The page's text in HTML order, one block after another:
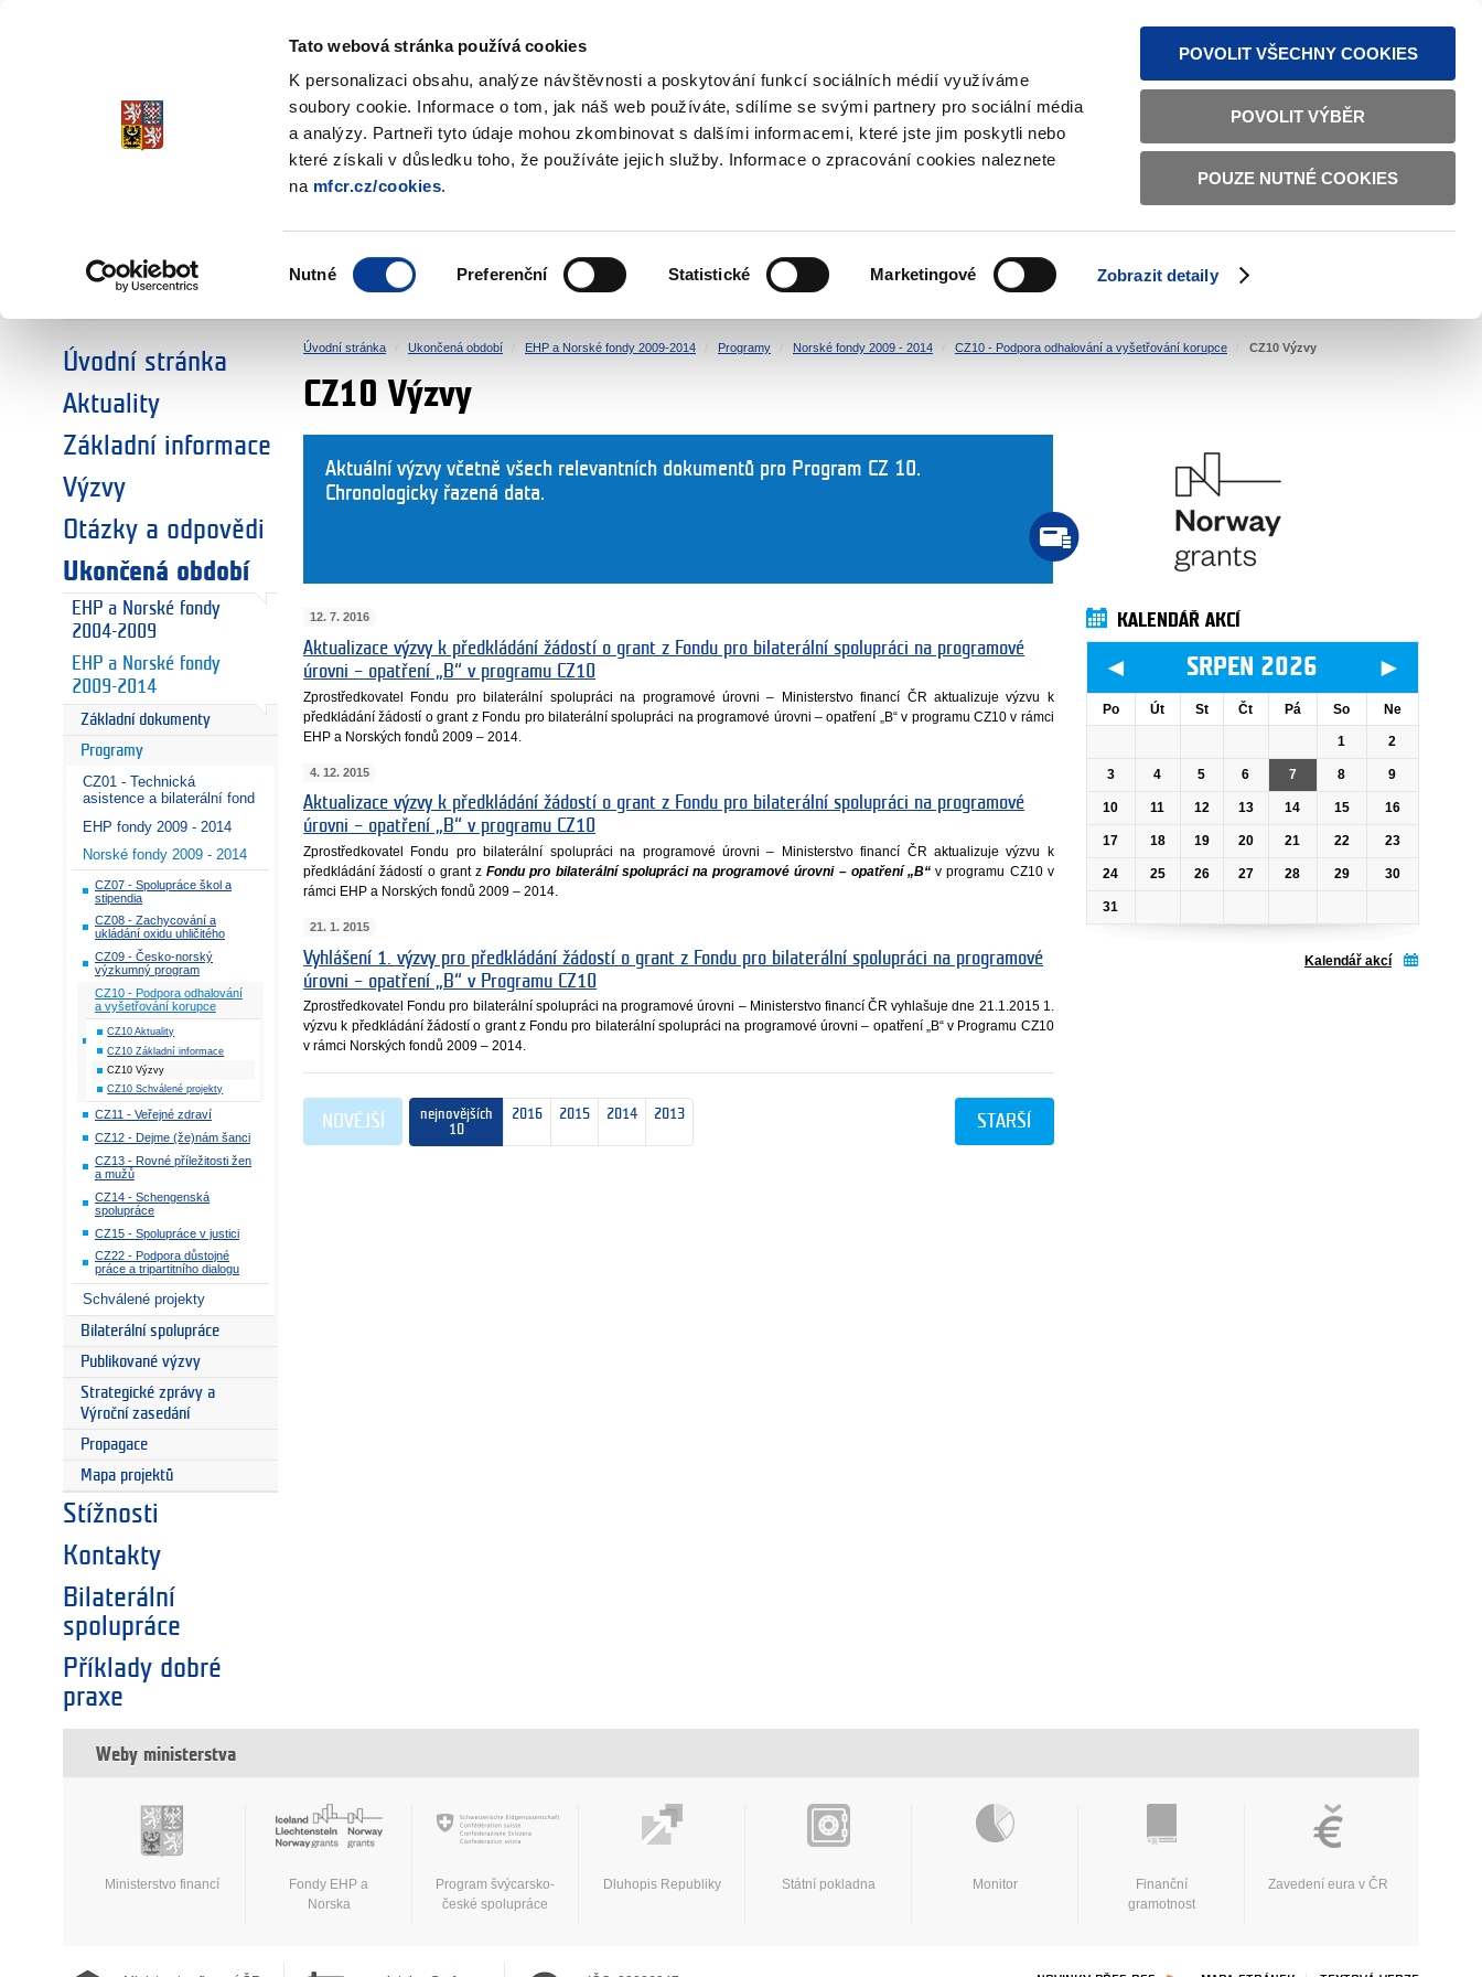
Tato webová stránka používá cookies
K personalizaci obsahu, analýze návštěvnosti a poskytování funkcí sociálních médií využíváme
soubory cookie. Informace o tom, jak náš web používáte, sdílíme se svými partnery pro sociální média
a analýzy. Partneři tyto údaje mohou zkombinovat s dalšími informacemi, které jste jim poskytli nebo
které získali v důsledku toho, že používáte jejich služby. Informace o zpracování cookies naleznete
na mfcr.cz/cookies.
souhlasu
Nutné Preferenční Statistické Marketingové Zobrazit detaily
POVOLIT VŠECHNY COOKIES
POVOLIT VÝBĚR
POUZE NUTNÉ COOKIES
TEXTOVÁ VERZE ČESKY ENGLISH
Fondy EHP a Norska
ZVOLTE SI OBLAST:
SOCIÁLNÍ DIALOG ŽIVOTNÍ PROSTŘEDÍ LIDSKÁ PRÁVA SPRAVEDLNOST VNITŘNÍ VĚCI BILATERÁLNÍ SPOLUPRÁCE
Úvodní stránka
Aktuality
Základní informace
Výzvy
Otázky a odpovědi
Ukončená období
EHP a Norské fondy
2004-2009
EHP a Norské fondy
2009-2014
Základní dokumenty
Programy
CZ01 - Technická
asistence a bilaterální fond
EHP fondy 2009 - 2014
Norské fondy 2009 - 2014
CZ07 - Spolupráce škol a
stipendia
CZ08 - Zachycování a
ukládání oxidu uhličitého
CZ09 - Česko-norský
výzkumný program
CZ10 - Podpora odhalování
a vyšetřování korupce
CZ10 Aktuality
CZ10 Základní informace
CZ10 Výzvy
CZ10 Schválené projekty
CZ11 - Veřejné zdraví
CZ12 - Dejme (že)nám šanci
CZ13 - Rovné příležitosti žen
a mužů
CZ14 - Schengenská
spolupráce
CZ15 - Spolupráce v justici
CZ22 - Podpora důstojné
práce a tripartitního dialogu
Schválené projekty
Bilaterální spolupráce
Publikované výzvy
Strategické zprávy a
Výroční zasedání
Propagace
Mapa projektů
Stížnosti
Kontakty
Bilaterální
spolupráce
Příklady dobré
praxe
Úvodní stránka Ukončená období EHP a Norské fondy 2009-2014 Programy Norské fondy 2009 - 2014 CZ10 - Podpora odhalování a vyšetřování korupce CZ10 Výzvy
CZ10 Výzvy
Aktuální výzvy včetně všech relevantních dokumentů pro Program CZ 10.
Chronologicky řazená data.
12. 7. 2016
Aktualizace výzvy k předkládání žádostí o grant z Fondu pro bilaterální spolupráci na programové
úrovni – opatření „B“ v programu CZ10
Zprostředkovatel Fondu pro bilaterální spolupráci na programové úrovni – Ministerstvo financí ČR aktualizuje výzvu k
předkládání žádostí o grant z Fondu pro bilaterální spolupráci na programové úrovni – opatření „B“ v programu CZ10 v rámci
EHP a Norských fondů 2009 – 2014.
4. 12. 2015
Aktualizace výzvy k předkládání žádostí o grant z Fondu pro bilaterální spolupráci na programové
úrovni – opatření „B“ v programu CZ10
Zprostředkovatel Fondu pro bilaterální spolupráci na programové úrovni – Ministerstvo financí ČR aktualizuje výzvu k
předkládání žádostí o grant zFondu pro bilaterální spolupráci na programové úrovni – opatření „B“v programu CZ10 v
rámci EHP a Norských fondů 2009 – 2014.
21. 1. 2015
Vyhlášení 1. výzvy pro předkládání žádostí o grant z Fondu pro bilaterální spolupráci na programové
úrovni – opatření „B“ v Programu CZ10
Zprostředkovatel Fondu pro bilaterální spolupráci na programové úrovni – Ministerstvo financí ČR vyhlašuje dne 21.1.2015 1.
výzvu k předkládání žádostí o grant z Fondu pro bilaterální spolupráci na programové úrovni – opatření „B“ v Programu CZ10
v rámci Norských fondů 2009 – 2014.
nejnovějších
10
2016 2015 2014 2013
NOVĚJŠÍ STARŠÍ
KALENDÁŘ AKCÍ
◄ SRPEN 2026 ►
Po Út St Čt Pá So Ne
1 2
3 4 5 6 7 8 9
10 11 12 13 14 15 16
17 18 19 20 21 22 23
24 25 26 27 28 29 30
31
Kalendář akcí
Weby ministerstva
Ministerstvo financí
Fondy EHP a
Norska
Program švýcarsko-
české spolupráce
Dluhopis Republiky Státní pokladna Monitor
Finanční
gramotnost
Zavedení eura v ČR